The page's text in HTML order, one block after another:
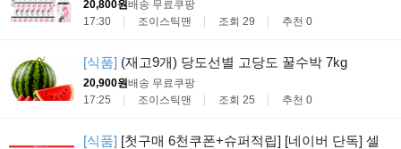
20,800원배송 무료 쿠팡
17:30
조이스틱맨 조회 29 추천 0
[식품] (재고9개) 당도선별 고당도 꿀수박 7kg
20,900원배송 무료 쿠팡
17:25
조이스틱맨 조회 25 추천 0
[식품] [첫구매 6천쿠폰+슈퍼적립] [네이버 단독] 셀